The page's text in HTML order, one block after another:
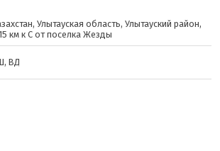
Улытауская область, Улытауский район,
км к С от поселка Жезды
ВД